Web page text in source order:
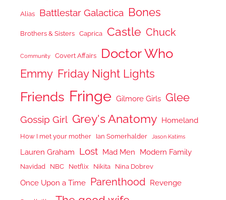
Alias Battlestar Galactica Bones
Brothers & Sisters Caprica Castle Chuck
Community Covert Affairs Doctor Who
Emmy Friday Night Lights
Friends Fringe Gilmore Girls Glee
Gossip Girl Grey's Anatomy Homeland
How I met your mother Ian Somerhalder Jason Katims
Lauren Graham Lost Mad Men Modern Family
Navidad NBC Netflix Nikita Nina Dobrev
Once Upon a Time Parenthood Revenge